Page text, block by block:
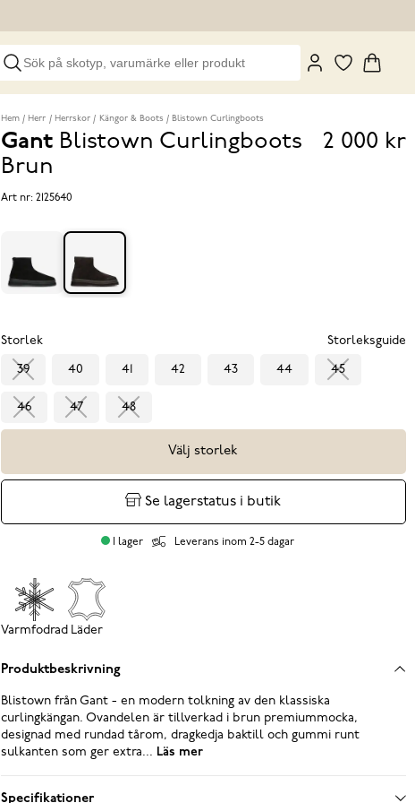
Hem Herr Herrskor Kängor & Boots Blistown Curlingboots
Gant Blistown Curlingboots
Brun
Pris
2 000 kr
Art nr: 2125640
Storlek Storleksguide
39 40 41 42 43 44 45
46 47 48
Välj storlek
Se lagerstatus i butik
I lager Leverans inom 2-5 dagar
Varmfodrad Läder
Produktbeskrivning
Blistown från Gant - en modern tolkning av den klassiska
curlingkängan. Ovandelen är tillverkad i brun premiummocka,
designad med rundad tårom, dragkedja baktill och gummi runt
sulkanten som ger extra... Läs mer
Specifikationer